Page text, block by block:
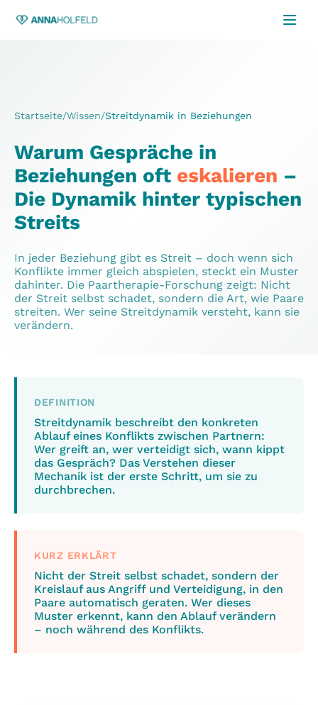
Startseite/Wissen/Streitdynamik in Beziehungen
Warum Gespräche in
Beziehungen oft eskalieren –
Die Dynamik hinter typischen
Streits
In jeder Beziehung gibt es Streit – doch wenn sich
Konflikte immer gleich abspielen, steckt ein Muster
dahinter. Die Paartherapie-Forschung zeigt: Nicht
der Streit selbst schadet, sondern die Art, wie Paare
streiten. Wer seine Streitdynamik versteht, kann sie
verändern.
DEFINITION
Streitdynamik beschreibt den konkreten
Ablauf eines Konflikts zwischen Partnern:
Wer greift an, wer verteidigt sich, wann kippt
das Gespräch? Das Verstehen dieser
Mechanik ist der erste Schritt, um sie zu
durchbrechen.
KURZ ERKLÄRT
Nicht der Streit selbst schadet, sondern der
Kreislauf aus Angriff und Verteidigung, in den
Paare automatisch geraten. Wer dieses
Muster erkennt, kann den Ablauf verändern
– noch während des Konflikts.